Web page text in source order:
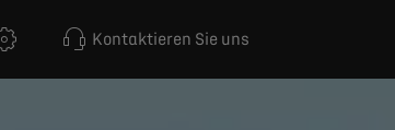
Kontaktieren Sie uns